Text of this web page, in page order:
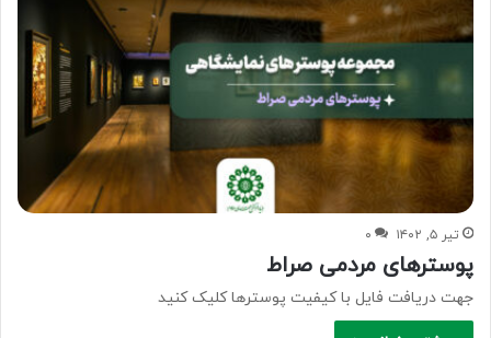
تیر ۵, ۱۴۰۲ ۰
پوسترهای مردمی صراط
جهت دریافت فایل با کیفیت پوسترها کلیک کنید